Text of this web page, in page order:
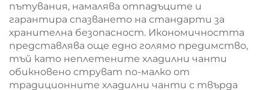
пътувания, намалява отпадъците и
гарантира спазването на стандарти за
хранителна безопасност. Икономичността
представлява още едно голямо предимство,
тъй като неплетените хладилни чанти
обикновено струват по-малко от
традиционните хладилни чанти с твърда